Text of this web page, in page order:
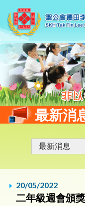
最新消
20/05/2022
二年級週會頒獎